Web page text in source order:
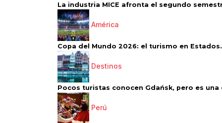
La industria MICE afronta el segundo
América
Copa del Mundo 2026: el turismo en
Destinos
Pocos turistas conocen Gdańsk, pero es una
Perú